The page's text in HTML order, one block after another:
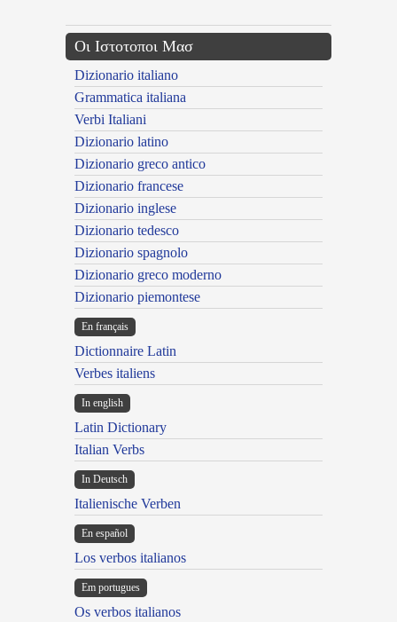
Οι Ιστοτοποι Μασ
Dizionario italiano
Grammatica italiana
Verbi Italiani
Dizionario latino
Dizionario greco antico
Dizionario francese
Dizionario inglese
Dizionario tedesco
Dizionario spagnolo
Dizionario greco moderno
Dizionario piemontese
En français
Dictionnaire Latin
Verbes italiens
In english
Latin Dictionary
Italian Verbs
In Deutsch
Italienische Verben
En español
Los verbos italianos
Em portugues
Os verbos italianos